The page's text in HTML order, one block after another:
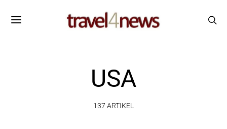
USA
137 ARTIKEL